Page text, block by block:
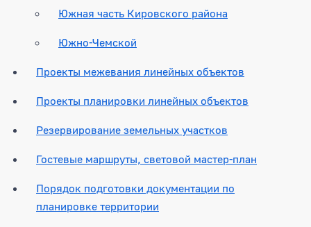
Южная часть Кировского района
Южно-Чемской
Проекты межевания линейных объектов
Проекты планировки линейных объектов
Резервирование земельных участков
Гостевые маршруты, световой мастер-план
Порядок подготовки документации по
планировке территории